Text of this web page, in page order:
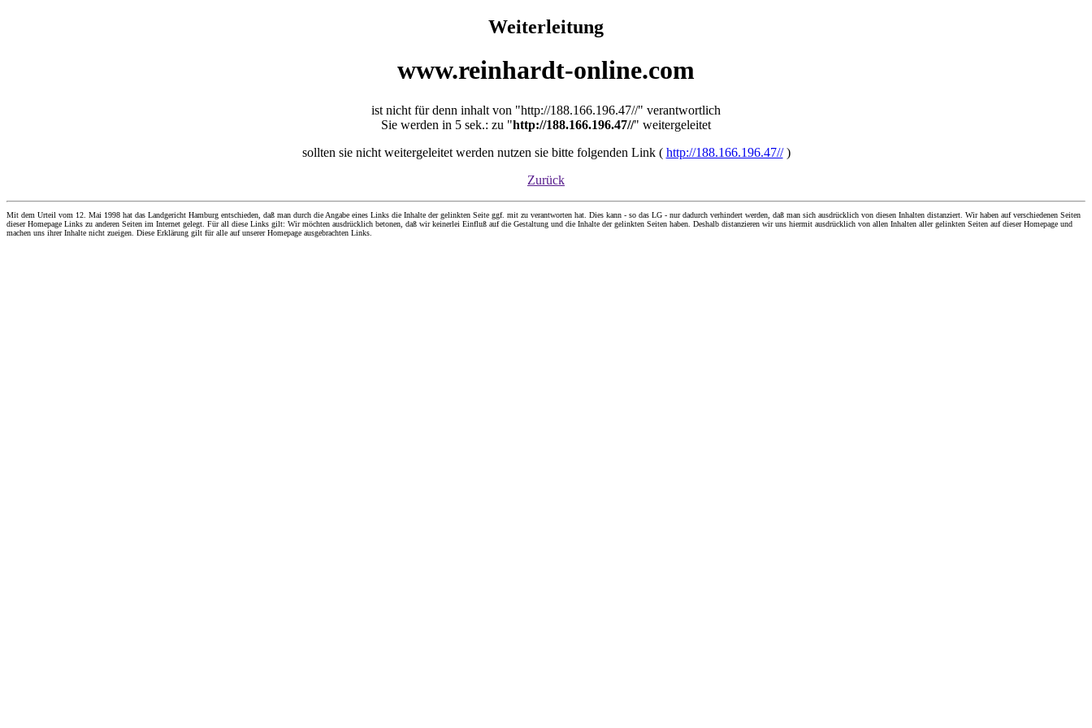
Weiterleitung
www.reinhardt-online.com
ist nicht für denn inhalt von "http://188.166.196.47//" verantwortlich
Sie werden in 5 sek.: zu "http://188.166.196.47//" weitergeleitet
sollten sie nicht weitergeleitet werden nutzen sie bitte folgenden Link ( http://188.166.196.47//)
Zurück
Mit dem Urteil vom 12. Mai 1998 hat das Landgericht Hamburg entschieden, daß man durch die Angabe eines Links die Inhalte der gelinkten Seite ggf. mit zu verantworten hat. Dies kann - so das LG - nur dadurch verhindert werden, daß man sich ausdrücklich von diesen Inhalten distanziert. Wir haben auf verschiedenen Seiten
dieser Homepage Links zu anderen Seiten im Internet gelegt. Für all diese Links gilt: Wir möchten ausdrücklich betonen, daß wir keinerlei Einfluß auf die Gestaltung und die Inhalte der gelinkten Seiten haben. Deshalb distanzieren wir uns hiermit ausdrücklich von allen Inhalten aller gelinkten Seiten auf dieser Homepage und
machen uns ihrer Inhalte nicht zueigen. Diese Erklärung gilt für alle auf unserer Homepage ausgebrachten Links.